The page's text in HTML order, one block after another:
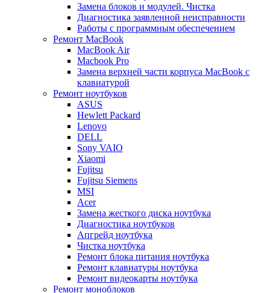
Замена блоков и модулей. Чистка
Диагностика заявленной неисправности
Работы с программным обеспечением
Ремонт MacBook
MacBook Air
Macbook Pro
Замена верхней части корпуса MacBook с
клавиатурой
Ремонт ноутбуков
ASUS
Hewlett Packard
Lenovo
DELL
Sony VAIO
Xiaomi
Fujitsu
Fujitsu Siemens
MSI
Acer
Замена жесткого диска ноутбука
Диагностика ноутбуков
Апгрейд ноутбука
Чистка ноутбука
Ремонт блока питания ноутбука
Ремонт клавиатуры ноутбука
Ремонт видеокарты ноутбука
Ремонт моноблоков